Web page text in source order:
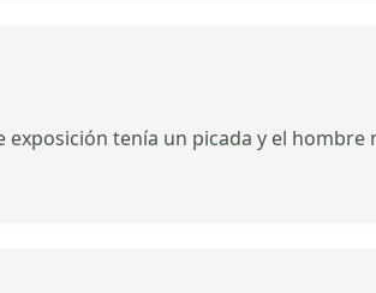
tenía un picada y el hombre